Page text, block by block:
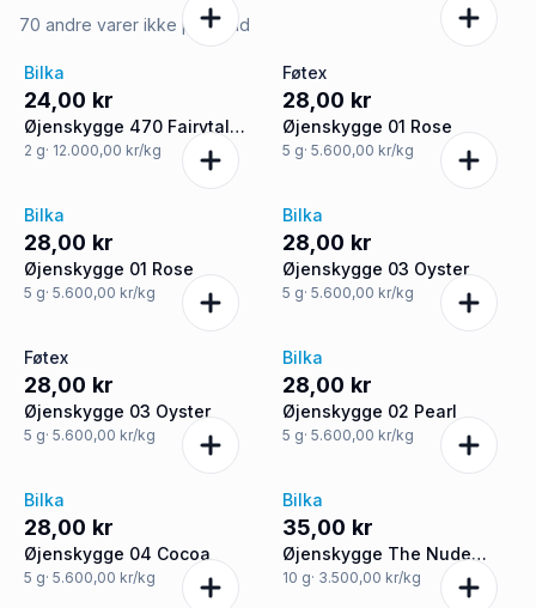
70 andre varer ikke på tilbud
Bilka
24,00 kr
Øjenskygge 470 Fairytale
Dust
2 g· 12.000,00 kr/kg
Føtex
28,00 kr
Øjenskygge 01 Rose
5 g· 5.600,00 kr/kg
Bilka
28,00 kr
Øjenskygge 01 Rose
5 g· 5.600,00 kr/kg
Bilka
28,00 kr
Øjenskygge 03 Oyster
5 g· 5.600,00 kr/kg
Føtex
28,00 kr
Øjenskygge 03 Oyster
5 g· 5.600,00 kr/kg
Bilka
28,00 kr
Øjenskygge 02 Pearl
5 g· 5.600,00 kr/kg
Bilka
28,00 kr
Øjenskygge 04 Cocoa
5 g· 5.600,00 kr/kg
Bilka
35,00 kr
Øjenskygge The Nude
Edition
10 g· 3.500,00 kr/kg